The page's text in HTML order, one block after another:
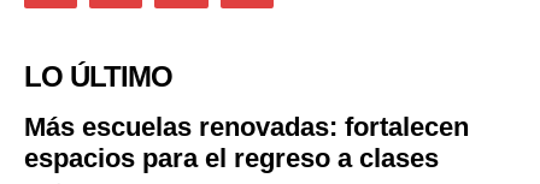
LO ÚLTIMO
Más escuelas renovadas: fortalecen
espacios para el regreso a clases